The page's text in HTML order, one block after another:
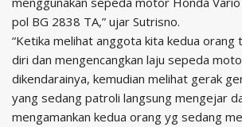
pol BG 2838 TA,” ujar Sutrisno.
“Ketika melihat anggota kita kedua orang
diri dan mengencangkan laju sepeda
dikendarainya, kemudian melihat gerak
yang sedang patroli langsung mengejar
mengamankan kedua orang yg sedang